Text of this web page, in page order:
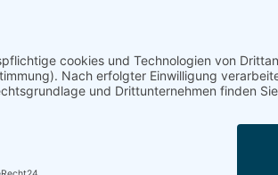
Spenden
Mitglied werden